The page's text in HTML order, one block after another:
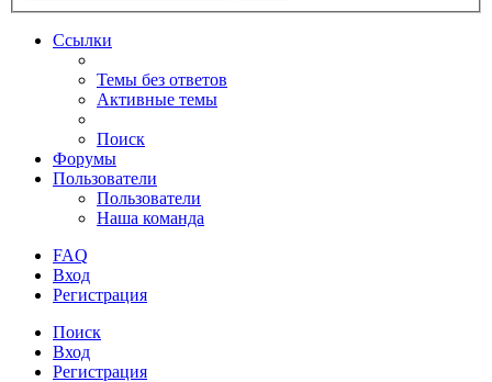
Ссылки
Темы без ответов
Активные темы
Поиск
Форумы
Пользователи
Пользователи
Наша команда
FAQ
Вход
Регистрация
Поиск
Вход
Регистрация